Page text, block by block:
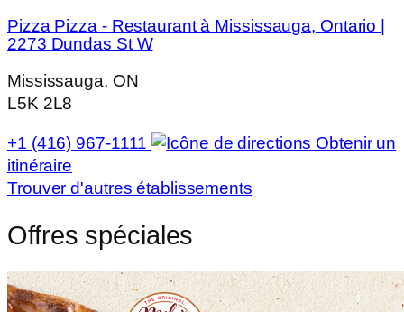
Pizza Pizza - Restaurant à Mississauga, Ontario |
2273 Dundas St W
Mississauga, ON
L5K 2L8
+1 (416) 967-1111
Obtenir un
itinéraire
Trouver d'autres établissements
Offres spéciales